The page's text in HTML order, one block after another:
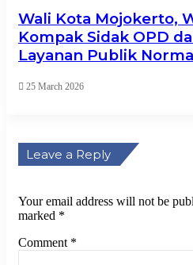
Wali Kota Mojokerto,
Kompak Sidak OPD
Layanan Publik
25 March 2026
Leave a Reply
Your email address will not be
marked *
Comment *